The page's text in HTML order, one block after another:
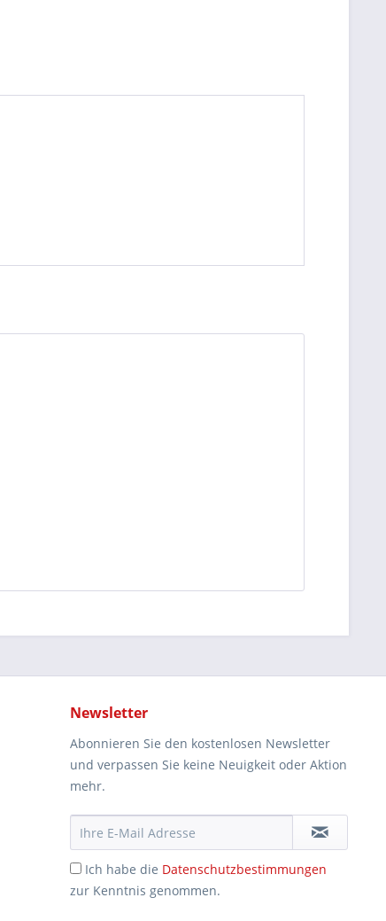
Newsletter
Abonnieren Sie den kostenlosen Newsletter
und verpassen Sie keine Neuigkeit oder Aktion
mehr.
Ich habe die Datenschutzbestimmungen
zur Kenntnis genommen.